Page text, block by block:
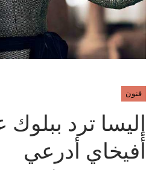
فنون
إليسا ترد
أفيخاي أدرعي